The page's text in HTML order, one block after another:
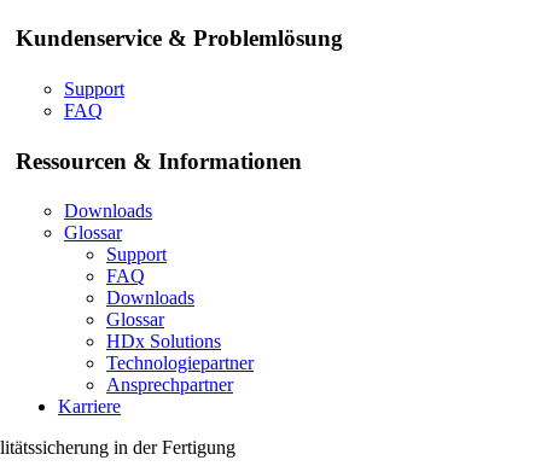
Kundenservice & Problemlösung
Support
FAQ
Ressourcen & Informationen
Downloads
Glossar
Support
FAQ
Downloads
Glossar
HDx Solutions
Technologiepartner
Ansprechpartner
Karriere
in der Fertigung